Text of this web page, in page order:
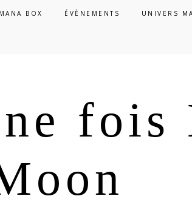
MANA BOX ÉVÈNEMENTS UNIVERS
fois